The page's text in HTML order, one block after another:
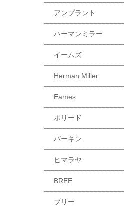
アンプラント
ハーマンミラー
イームズ
Herman Miller
Eames
ボリード
バーキン
ヒマラヤ
BREE
ブリー